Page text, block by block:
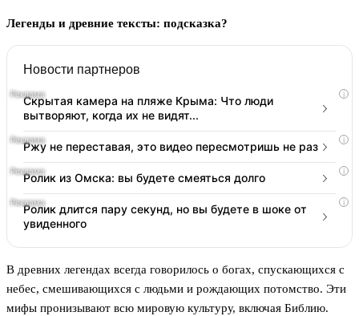
Легенды и древние тексты: подсказка?
Новости партнеров
i
Скрытая камера на пляже Крыма: Что люди
вытворяют, когда их не видят...
i
Ржу не переставая, это видео пересмотришь не раз
i
Ролик из Омска: вы будете смеяться долго
i
Ролик длится пару секунд, но вы будете в шоке от
увиденного
В древних легендах всегда говорилось о богах, спускающихся с
небес, смешивающихся с людьми и рождающих потомство. Эти
мифы пронизывают всю мировую культуру, включая Библию.